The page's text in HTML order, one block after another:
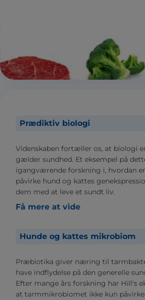
Prædiktiv biologi
Videnskaben fortæller os, at biologi
gælder sundhed. Et eksempel på
igangværende forskning i, hvordan
påvirke hund og kattes
dem med at leve et sundt liv.
Få mere at vide
Hunde og kattes mikrobiom
Præbiotika giver næring til
have indflydelse på den generelle
Efter mange års forskning har Hill's
at tarmmikrobiomet ikke kun